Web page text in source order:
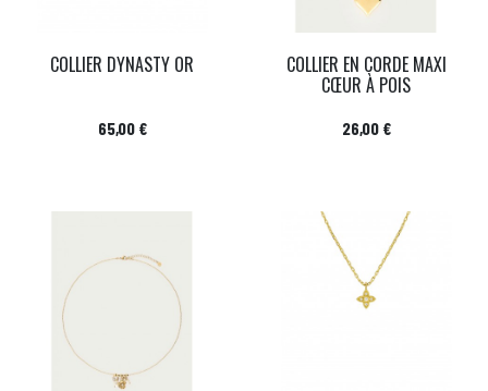
COLLIER DYNASTY OR
Prix
65,00 €
COLLIER EN CORDE MAXI
CŒUR À POIS
Prix
26,00 €